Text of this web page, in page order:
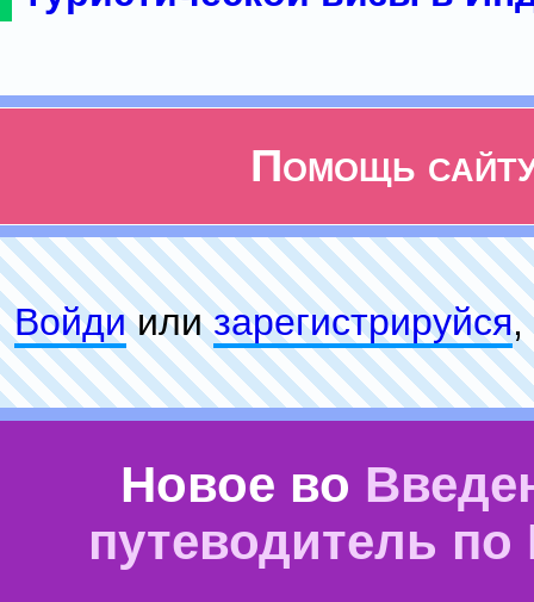
Помощь
Войдиилизарeгиcтpируйся,
Новое во
путеводитель